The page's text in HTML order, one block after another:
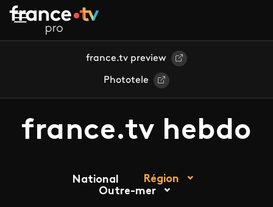
Aller au contenu principal
france.tv preview
Phototele
france.tv hebdo
National
Région
Outre-mer